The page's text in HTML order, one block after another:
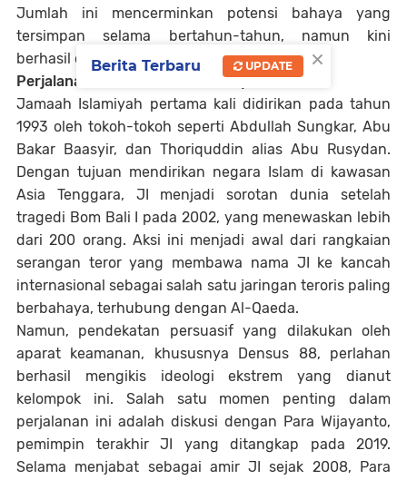
Jumlah ini mencerminkan potensi bahaya yang
tersimpan selama bertahun-tahun, namun kini
berhasil diamankan tanpa konflik.
Perjalanan Kelam Jamaah Islamiyah
Jamaah Islamiyah pertama kali didirikan pada tahun
1993 oleh tokoh-tokoh seperti Abdullah Sungkar, Abu
Bakar Baasyir, dan Thoriquddin alias Abu Rusydan.
Dengan tujuan mendirikan negara Islam di kawasan
Asia Tenggara, JI menjadi sorotan dunia setelah
tragedi Bom Bali I pada 2002, yang menewaskan lebih
dari 200 orang. Aksi ini menjadi awal dari rangkaian
serangan teror yang membawa nama JI ke kancah
internasional sebagai salah satu jaringan teroris paling
berbahaya, terhubung dengan Al-Qaeda.
Namun, pendekatan persuasif yang dilakukan oleh
aparat keamanan, khususnya Densus 88, perlahan
berhasil mengikis ideologi ekstrem yang dianut
kelompok ini. Salah satu momen penting dalam
perjalanan ini adalah diskusi dengan Para Wijayanto,
pemimpin terakhir JI yang ditangkap pada 2019.
Selama menjabat sebagai amir JI sejak 2008, Para
×
Berita Terbaru UPDATE